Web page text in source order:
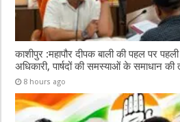
काशीपुर :महापौर दीपक बाली की पहल पर
अधिकारी, पार्षदों की समस्याओं के समाधान
8 hours ago